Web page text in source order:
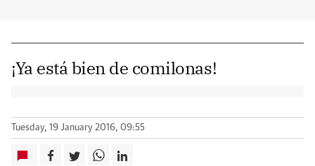
¡Ya está bien de comilonas!
Tuesday, 19 January 2016, 09:55